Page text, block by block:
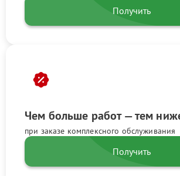
Получить
Чем больше работ — тем
при заказе комплексного обслуживания
Получить